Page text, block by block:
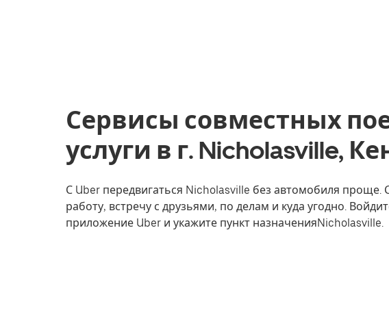
Сервисы совместных
услуги в г. Nicholasville,
С Uber передвигаться Nicholasville без автомобиля проще.
работу, встречу с друзьями, по делам и куда угодно.
приложение Uber и укажите пункт назначенияNicholasville.